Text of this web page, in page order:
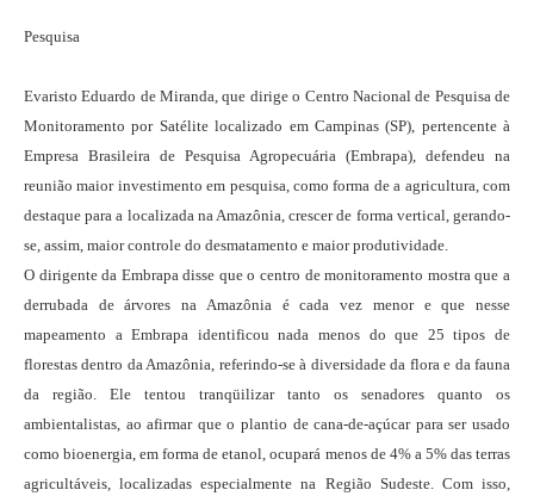
Pesquisa
Evaristo Eduardo de Miranda, que dirige o Centro Nacional de Pesquisa de
Monitoramento por Satélite localizado em Campinas (SP), pertencente à
Empresa Brasileira de Pesquisa Agropecuária (Embrapa), defendeu na
reunião maior investimento em pesquisa, como forma de a agricultura, com
destaque para a localizada na Amazônia, crescer de forma vertical, gerando-
se, assim, maior controle do desmatamento e maior produtividade.
O dirigente da Embrapa disse que o centro de monitoramento mostra que a
derrubada de árvores na Amazônia é cada vez menor e que nesse
mapeamento a Embrapa identificou nada menos do que 25 tipos de
florestas dentro da Amazônia, referindo-se à diversidade da flora e da fauna
da região. Ele tentou tranqüilizar tanto os senadores quanto os
ambientalistas, ao afirmar que o plantio de cana-de-açúcar para ser usado
como bioenergia, em forma de etanol, ocupará menos de 4% a 5% das terras
agricultáveis, localizadas especialmente na Região Sudeste. Com isso,